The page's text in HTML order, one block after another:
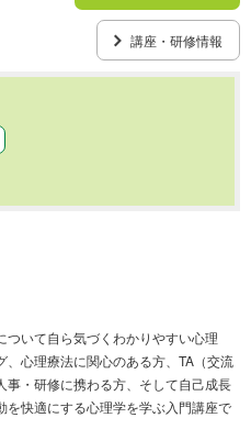
講座・研修情報
いて自ら気づくわかりやすい心理
心理療法に関心のある方、TA（交流
・研修に携わる方、そして自己成長
を快適にする心理学を学ぶ入門講座で